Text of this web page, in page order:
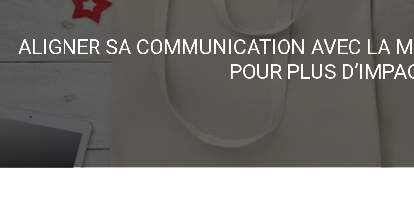
ALIGNER SA COMMUNICATION AVEC LA
POUR PLUS